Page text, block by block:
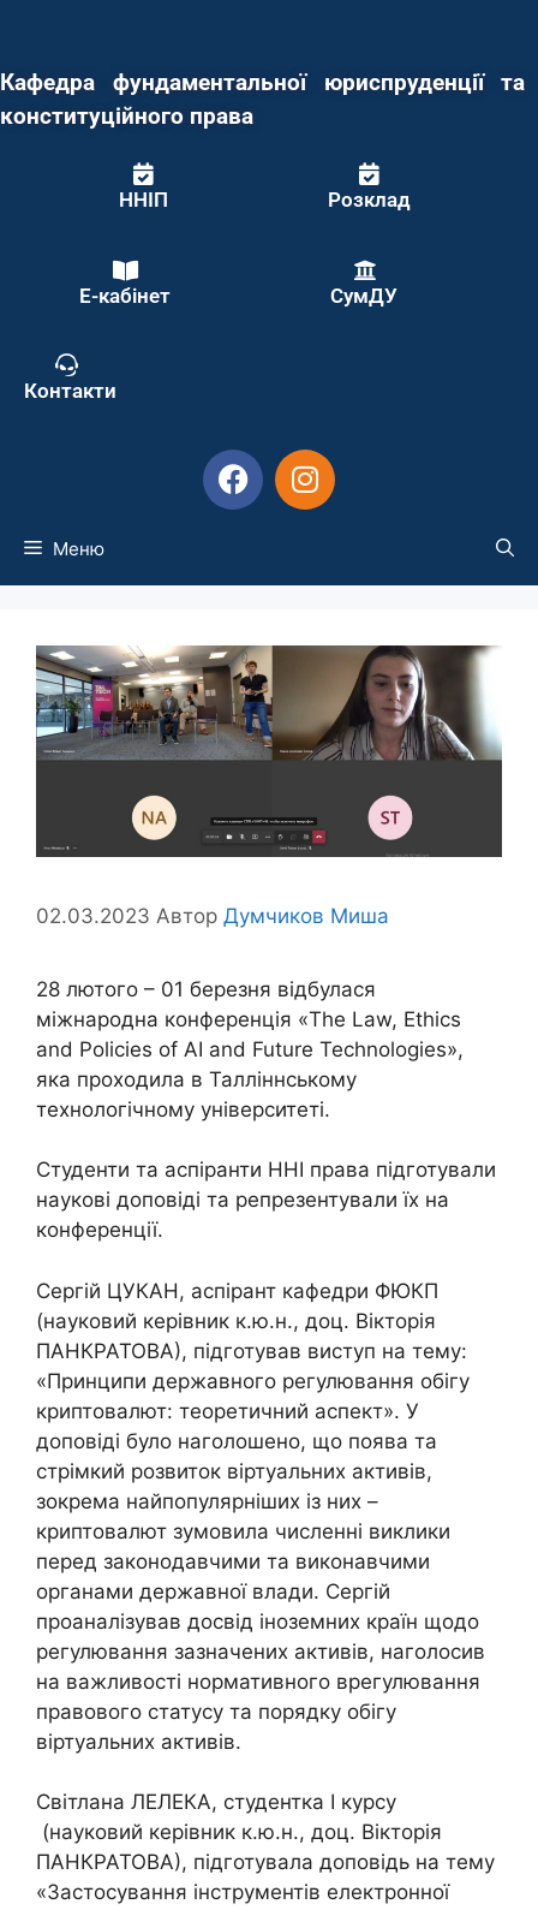
Кафедра фундаментальної юриспруденції та
конституційного права
ННІП Розклад
Е-кабінет СумДУ
Контакти
Меню
02.03.2023 Автор Думчиков Миша
28 лютого – 01 березня відбулася
міжнародна конференція «The Law, Ethics
and Policies of AI and Future Technologies»,
яка проходила в Талліннському
технологічному університеті.
Студенти та аспіранти ННІ права підготували
наукові доповіді та репрезентували їх на
конференції.
Сергій ЦУКАН, аспірант кафедри ФЮКП
(науковий керівник к.ю.н., доц. Вікторія
ПАНКРАТОВА), підготував виступ на тему:
«Принципи державного регулювання обігу
криптовалют: теоретичний аспект». У
доповіді було наголошено, що поява та
стрімкий розвиток віртуальних активів,
зокрема найпопулярніших із них –
криптовалют зумовила численні виклики
перед законодавчими та виконавчими
органами державної влади. Сергій
проаналізував досвід іноземних країн щодо
регулювання зазначених активів, наголосив
на важливості нормативного врегулювання
правового статусу та порядку обігу
віртуальних активів.
Світлана ЛЕЛЕКА, студентка І курсу
(науковий керівник к.ю.н., доц. Вікторія
ПАНКРАТОВА), підготувала доповідь на тему
«Застосування інструментів електронної